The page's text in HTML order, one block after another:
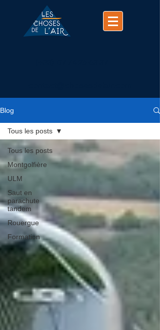
Blog
Tous les posts
Montgolfière
ULM
Saut en
parachute
tandem
Rouergue
Formation
Tous les posts